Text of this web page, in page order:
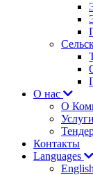
О нас
О
Услуги
Контакты
Languages
English